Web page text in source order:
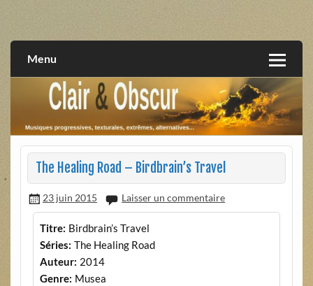
extrêmes, alternatives, texturales
Menu
The Healing Road – Birdbrain’s Travel
23 juin 2015 Laisser un commentaire
Titre: Birdbrain’s Travel
Séries: The Healing Road
Auteur: 2014
Genre: Musea